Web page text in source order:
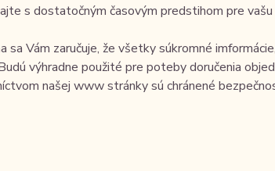
s dostatočným časovým predstihom pre vašu
sa Vám zaručuje, že všetky súkromné
výhradne použité pre poteby doručenia
našej www stránky sú chránené